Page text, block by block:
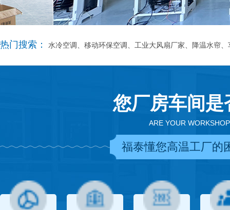
热门搜索： 水冷空调、移动环保空调、工业大风扇厂家、降温水帘
您厂房车间
ARE YOUR
福泰懂您高温工厂的